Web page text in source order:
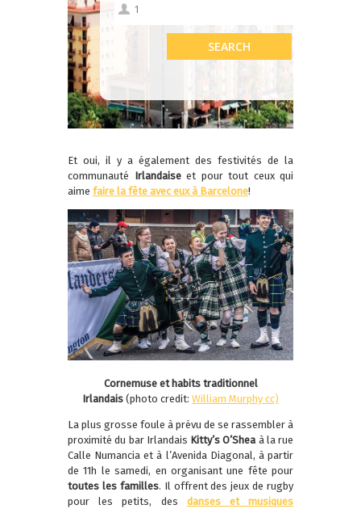
Et oui, il y a également des festivités de la
communauté
Irlandaiseet pour tout ceux qui
aime faire la fête avec eux à Barcelone!
Cornemuse et habits traditionnel
Irlandais (photo credit: William Murphy cc)
La plus grosse foule à prévu de se rassembler à
proximité du bar Irlandais Kitty’s O’Shea à la rue
Calle Numancia et à l’Avenida Diagonal, à partir
de 11h le samedi, en organisant une fête pour
toutes les familles. Il offrent des jeux de rugby
pour les petits, des danses et musiques